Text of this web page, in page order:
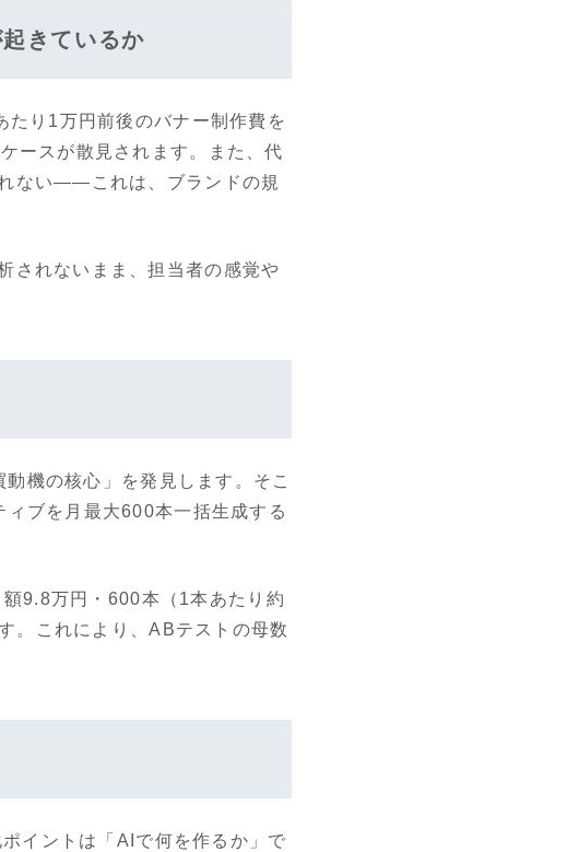
きているか
り1万円前後のバナー制作費を
ースが散見されます。また、代
ない——これは、ブランドの規
されないまま、担当者の感覚や
機の核心」を発見します。そこ
ブを月最大600本一括生成する
9.8万円・600本（1本あたり約
。これにより、ABテストの母数
イントは「AIで何を作るか」で